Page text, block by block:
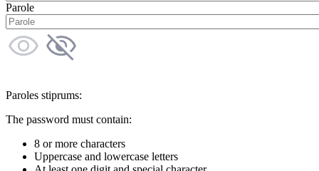
Parole
Paroles stiprums:
The password must contain:
8 or more characters
Uppercase and lowercase letters